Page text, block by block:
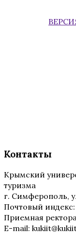
Контакты
Крымский
туризма
г. Симферополь,
Почтовый индекс:
Приемная
E-mail: